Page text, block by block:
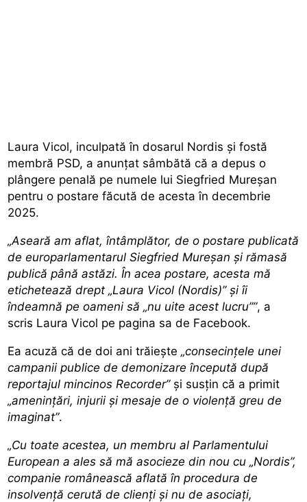
Laura Vicol, inculpată în dosarul Nordis și fostă
membră PSD, a anunțat sâmbătă că a depus o
plângere penală pe numele lui Siegfried Mureșan
pentru o postare făcută de acesta în decembrie
2025.
„Aseară am aflat, întâmplător, de o postare publicată
de europarlamentarul Siegfried Mureșan și rămasă
publică până astăzi. În acea postare, acesta mă
etichetează drept „Laura Vicol (Nordis)” și îi
îndeamnă pe oameni să „nu uite acest lucru””, a
scris Laura Vicol pe pagina sa de Facebook.
Ea acuză că de doi ani trăiește„consecințele unei
campanii publice de demonizare începută după
reportajul mincinos Recorder”și susțin că a primit
„amenințări, injurii și mesaje de o violență greu de
imaginat”.
„Cu toate acestea, un membru al Parlamentului
European a ales să mă asocieze din nou cu „Nordis”,
companie românească aflată în procedura de
insolvență cerută de clienți și nu de asociați,